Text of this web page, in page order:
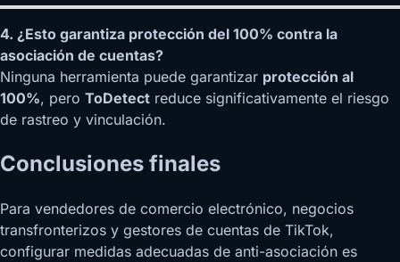
4. ¿Esto garantiza protección del 100% contra la
asociación de cuentas?
Ninguna herramienta puede garantizar protección al
100%, pero ToDetect reduce significativamente el riesgo
de rastreo y vinculación.
Conclusiones finales
Para vendedores de comercio electrónico, negocios
transfronterizos y gestores de cuentas de TikTok,
configurar medidas adecuadas de anti-asociación es